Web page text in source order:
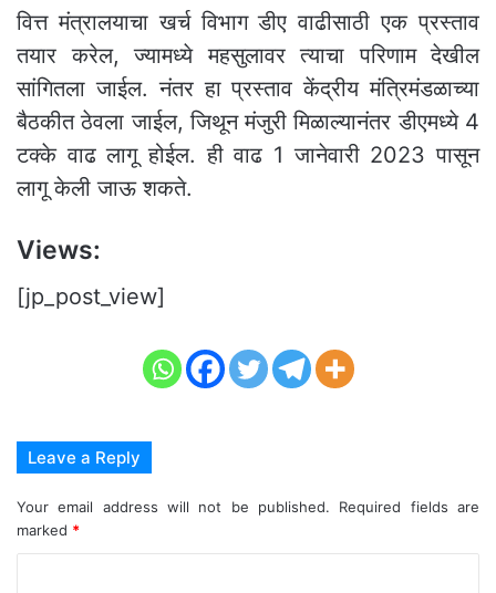
वित्त मंत्रालयाचा खर्च विभाग डीए वाढीसाठी एक प्रस्ताव
तयार करेल, ज्यामध्ये महसुलावर त्याचा परिणाम देखील
सांगितला जाईल. नंतर हा प्रस्ताव केंद्रीय मंत्रिमंडळाच्या
बैठकीत ठेवला जाईल, जिथून मंजुरी मिळाल्यानंतर डीएमध्ये 4
टक्के वाढ लागू होईल. ही वाढ 1 जानेवारी 2023 पासून
लागू केली जाऊ शकते.
Views:
[jp_post_view]
Leave a Reply
Your email address will not be published.
Required fields are
marked *